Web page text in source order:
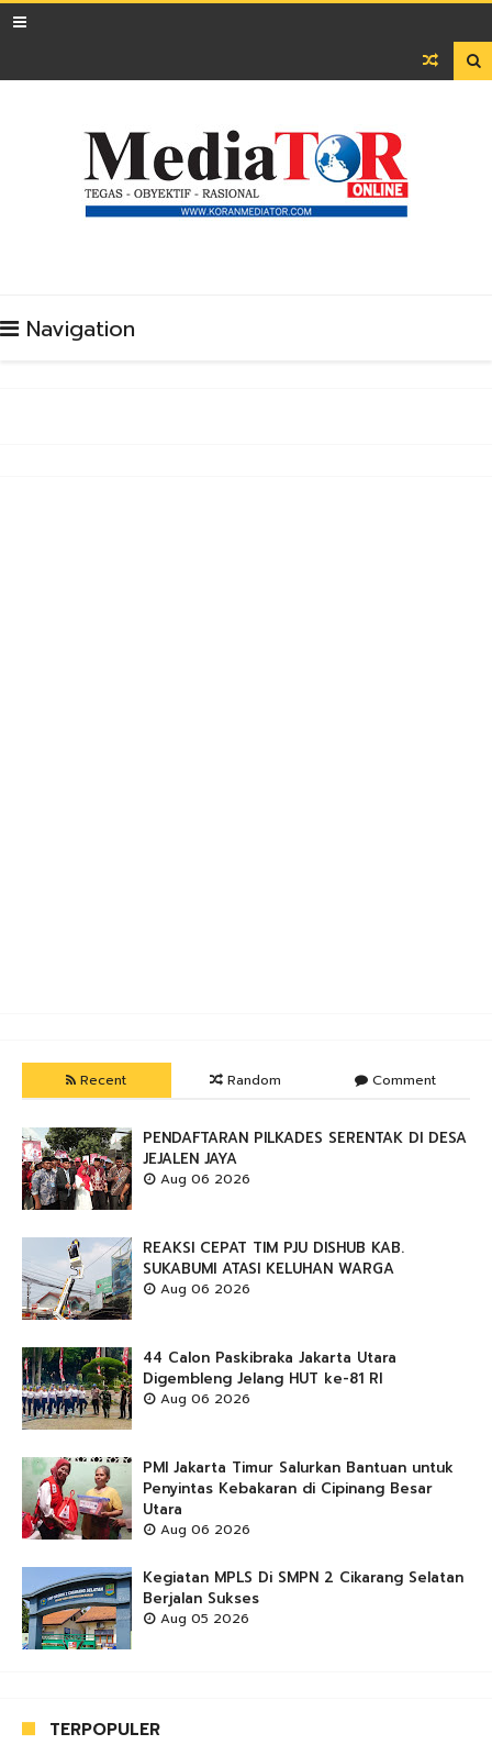

Navigation
Recent Random Comment
PENDAFTARAN PILKADES SERENTAK DI DESA
JEJALEN JAYA
Aug 06 2026
REAKSI CEPAT TIM PJU DISHUB KAB.
SUKABUMI ATASI KELUHAN WARGA
Aug 06 2026
44 Calon Paskibraka Jakarta Utara
Digembleng Jelang HUT ke-81 RI
Aug 06 2026
PMI Jakarta Timur Salurkan Bantuan untuk
Penyintas Kebakaran di Cipinang Besar
Utara
Aug 06 2026
Kegiatan MPLS Di SMPN 2 Cikarang Selatan
Berjalan Sukses
Aug 05 2026
TERPOPULER